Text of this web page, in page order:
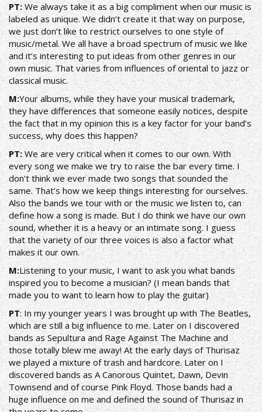
ΡΤ:We always take it as a big compliment when our music is
labeled as unique. We didn’t create it that way on purpose,
we just don’t like to restrict ourselves to one style of
music/metal. We all have a broad spectrum of music we like
and it’s interesting to put ideas from other genres in our
own music. That varies from influences of oriental to jazz or
classical music.
Μ:Your albums, while they have your musical trademark,
they have differences that someone easily notices, despite
the fact that in my opinion this is a key factor for your band’s
success, why does this happen?
ΡΤ: We are very critical when it comes to our own. With
every song we make we try to raise the bar every time. I
don’t think we ever made two songs that sounded the
same. That’s how we keep things interesting for ourselves.
Also the bands we tour with or the music we listen to, can
define how a song is made. But I do think we have our own
sound, whether it is a heavy or an intimate song. I guess
that the variety of our three voices is also a factor what
makes it our own.
Μ:Listening to your music, I want to ask you what bands
inspired you to become a musician? (I mean bands that
made you to want to learn how to play the guitar)
ΡΤ: In my younger years I was brought up with The Beatles,
which are still a big influence to me. Later on I discovered
bands as Sepultura and Rage Against The Machine and
those totally blew me away! At the early days of Thurisaz
we played a mixture of trash and hardcore. Later on I
discovered bands as A Canorous Quintet, Dawn, Devin
Townsend and of course Pink Floyd. Those bands had a
huge influence on me and defined the sound of Thurisaz in